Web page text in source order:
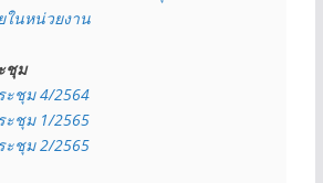
ในหน่วยงาน
ชุม
ะชุม 4/2564
ะชุม 1/2565
ะชุม 2/2565